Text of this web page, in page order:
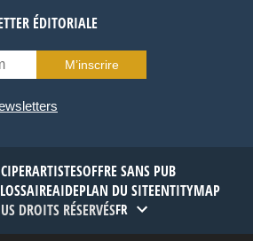
ÉDITORIALE
M’inscrire
ARTISTESOFFRE SANS PUB
AIDEPLAN DU SITEENTITYMAP
DROITS RÉSERVÉSFR